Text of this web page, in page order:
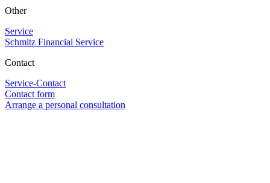
Other
Service
Schmitz Financial Service
Contact
Service-Contact
Contact form
Arrange a personal consultation